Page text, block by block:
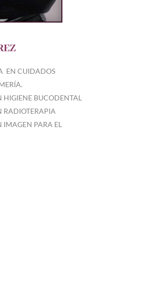
EN CUIDADOS
HIGIENE BUCODENTAL
RADIOTERAPIA
IMAGEN PARA EL